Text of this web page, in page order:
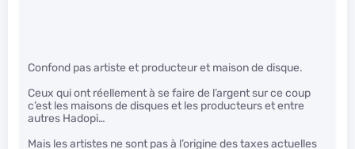
Confond pas artiste et producteur et maison de disque.
Ceux qui ont réellement à se faire de l’argent sur ce coup
c’est les maisons de disques et les producteurs et entre
autres Hadopi…
Mais les artistes ne sont pas à l’origine des taxes actuelles